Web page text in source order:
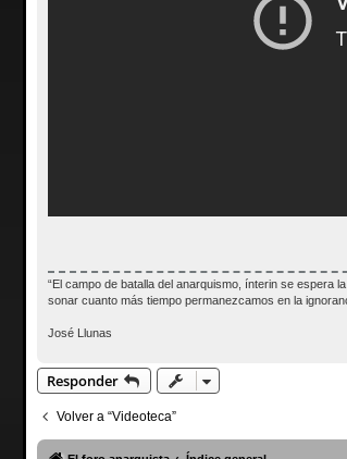
“El campo de batalla del anarquismo, ínterin se espera
sonar cuanto más tiempo permanezcamos en la
José Llunas
Responder
Volver a “Videoteca”